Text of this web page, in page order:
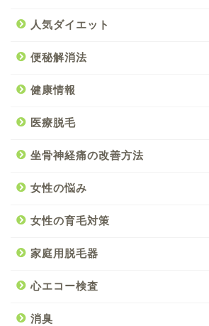
人気ダイエット
便秘解消法
健康情報
医療脱毛
坐骨神経痛の改善方法
女性の悩み
女性の育毛対策
家庭用脱毛器
心エコー検査
消臭